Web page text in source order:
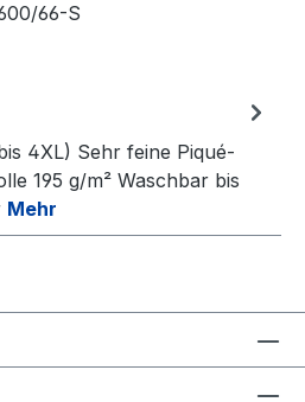
66-S
4XL) Sehr feine Piqué-
195 g/m² Waschbar bis
Mehr